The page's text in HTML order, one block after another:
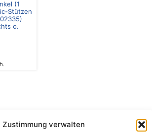
Zustimmung verwalten
(1
Stützen
o.